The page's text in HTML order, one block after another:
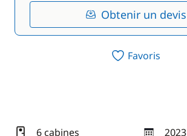
Obtenir un devis
Favoris
6 cabines 2023